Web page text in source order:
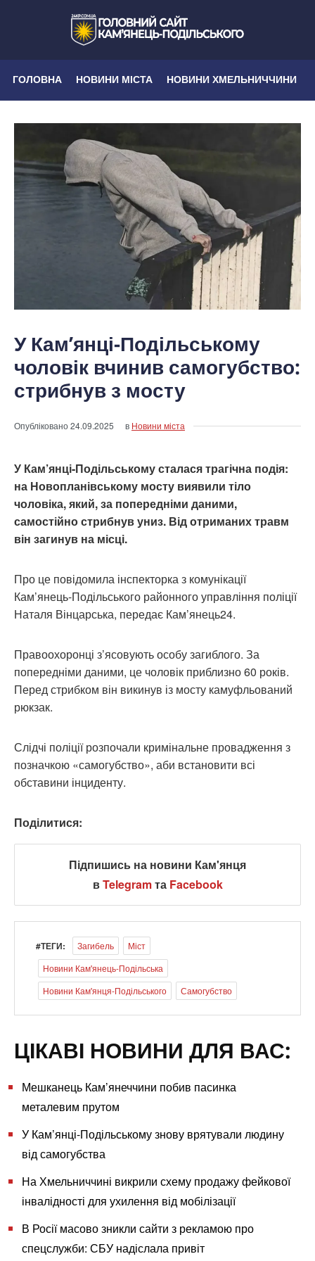
ГОЛОВНА НОВИНИ МІСТА НОВИНИ ХМЕЛЬНИЧЧИНИ
У Кам’янці-Подільському
чоловік вчинив самогубство:
стрибнув з мосту
Опубліковано24.09.2025 в Новини міста
У Кам’янці-Подільському сталася трагічна подія:
на Новопланівському мосту виявили тіло
чоловіка, який, за попередніми даними,
самостійно стрибнув униз. Від отриманих травм
він загинув на місці.
Про це повідомила інспекторка з комунікації
Кам’янець-Подільського районного управління поліції
Наталя Вінцарська, передає Кам’янець24.
Правоохоронці з’ясовують особу загиблого. За
попередніми даними, це чоловік приблизно 60 років.
Перед стрибком він викинув із мосту камуфльований
рюкзак.
Слідчі поліції розпочали кримінальне провадження з
позначкою «самогубство», аби встановити всі
обставини інциденту.
Поділитися:
Підпишись на новини Кам'янця
вTelegramта Facebook
#ТЕГИ: Загибель
Міст
Новини Кам'янець-Подільська
Новини Кам'янця-Подільського
Самогубство
ЦІКАВІ НОВИНИ ДЛЯ ВАС:
Мешканець Кам’янеччини побив пасинка
металевим прутом
У Кам’янці-Подільському знову врятували людину
від самогубства
На Хмельниччині викрили схему продажу фейкової
інвалідності для ухилення від мобілізації
В Росії масово зникли сайти з рекламою про
спецслужби: СБУ надіслала привіт